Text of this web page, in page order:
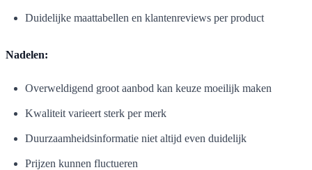
Duidelijke maattabellen en klantenreviews per product
Nadelen:
Overweldigend groot aanbod kan keuze moeilijk maken
Kwaliteit varieert sterk per merk
Duurzaamheidsinformatie niet altijd even duidelijk
Prijzen kunnen fluctueren